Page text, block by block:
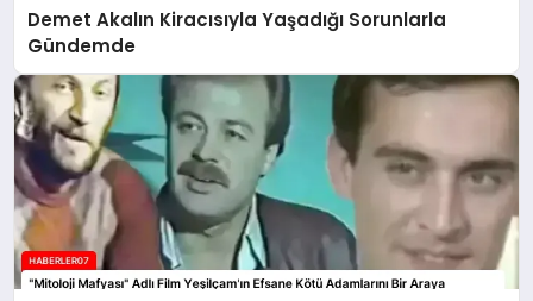
Demet Akalın Kiracısıyla Yaşadığı Sorunlarla
Gündemde